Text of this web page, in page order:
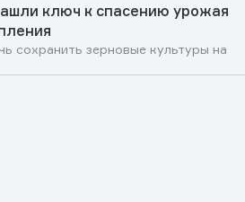
ключ к спасению урожая
сохранить зерновые культуры на